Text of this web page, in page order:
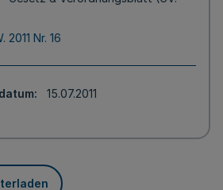
2011 Nr. 16
15.07.2011